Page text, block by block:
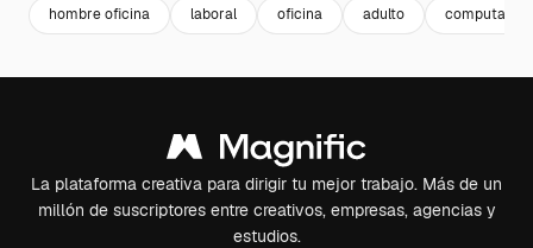
hombre oficina laboral oficina adulto
La plataforma creativa para dirigir tu mejor trabajo. Más de un
millón de suscriptores entre creativos, empresas, agencias y
estudios.